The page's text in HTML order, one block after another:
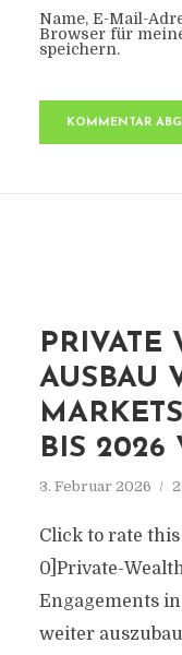
Name, E-Mail-
Browser für
speichern.
PRIVATE
AUSBAU
BIS 2026
3. Februar 2026
Click to rate this
0]Private-
Engagements
weiter